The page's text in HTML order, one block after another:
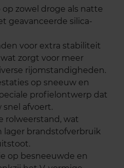
zowel droge als natte
geavanceerde silica-
voor extra stabiliteit
zorgt voor meer
rijomstandigheden.
op sneeuw en
profielontwerp dat
afvoert.
rolweerstand, wat
lager brandstofverbruik
op besneeuwde en